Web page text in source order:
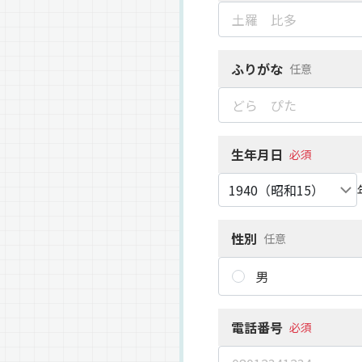
ふりがな 任意
生年月日 必須
性別 任意
男
電話番号 必須